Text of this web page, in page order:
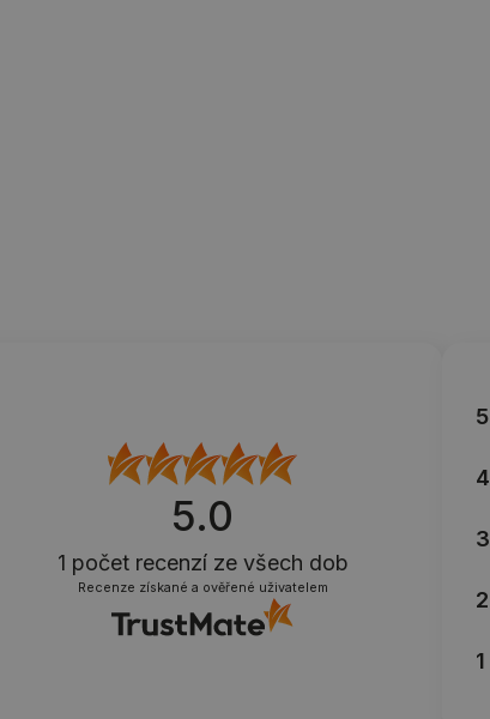
5.0
1 počet recenzí ze všech dob
Recenze získané a ověřené uživatelem
5
4
3
2
1